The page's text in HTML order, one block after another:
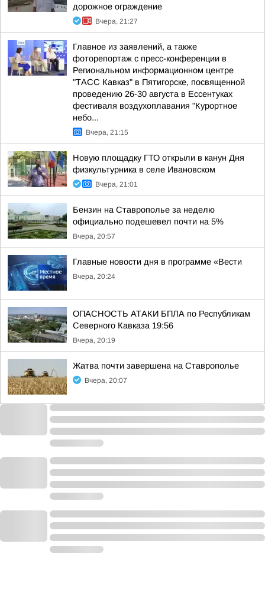
дорожное ограждение
Вчера, 21:27
Главное из заявлений, а также
фоторепортаж с пресс-конференции в
Региональном информационном центре
"ТАСС Кавказ" в Пятигорске, посвященной
проведению 26-30 августа в Ессентуках
фестиваля воздухоплавания "Курортное
небо...
Вчера, 21:15
Новую площадку ГТО открыли в канун Дня
физкультурника в селе Ивановском
Вчера, 21:01
Бензин на Ставрополье за неделю
официально подешевел почти на 5%
Вчера, 20:57
Главные новости дня в программе «Вести
Вчера, 20:24
ОПАСНОСТЬ АТАКИ БПЛА по Республикам
Северного Кавказа 19:56
Вчера, 20:19
Жатва почти завершена на Ставрополье
Вчера, 20:07